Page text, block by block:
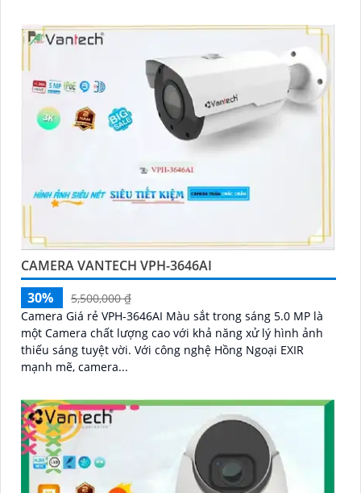
CAMERA VANTECH VPH-3646AI
30%
5,500,000 ₫
Camera Giá rẻ VPH-3646AI Màu sắt trong sáng 5.0 MP là
một Camera chất lượng cao với khả năng xử lý hình ảnh
thiếu sáng tuyệt vời. Với công nghệ Hồng Ngoại EXIR
mạnh mẽ, camera...